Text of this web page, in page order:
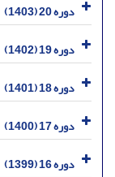
دوره 20 (1403)
دوره 19 (1402)
دوره 18 (1401)
دوره 17 (1400)
دوره 16 (1399)